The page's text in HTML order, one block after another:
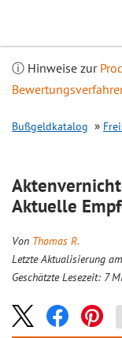
ⓘ Hinweise zur
Bußgeldkatalog
Aktuelle
Von Thomas R.
Letzte Aktualisierung
Geschätzte Lesezeit: 7